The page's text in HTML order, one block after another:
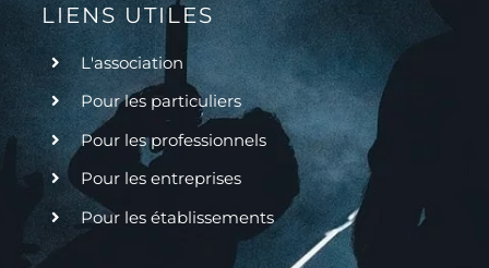
LIENS UTILES
L'association
Pour les particuliers
Pour les professionnels
Pour les entreprises
Pour les établissements